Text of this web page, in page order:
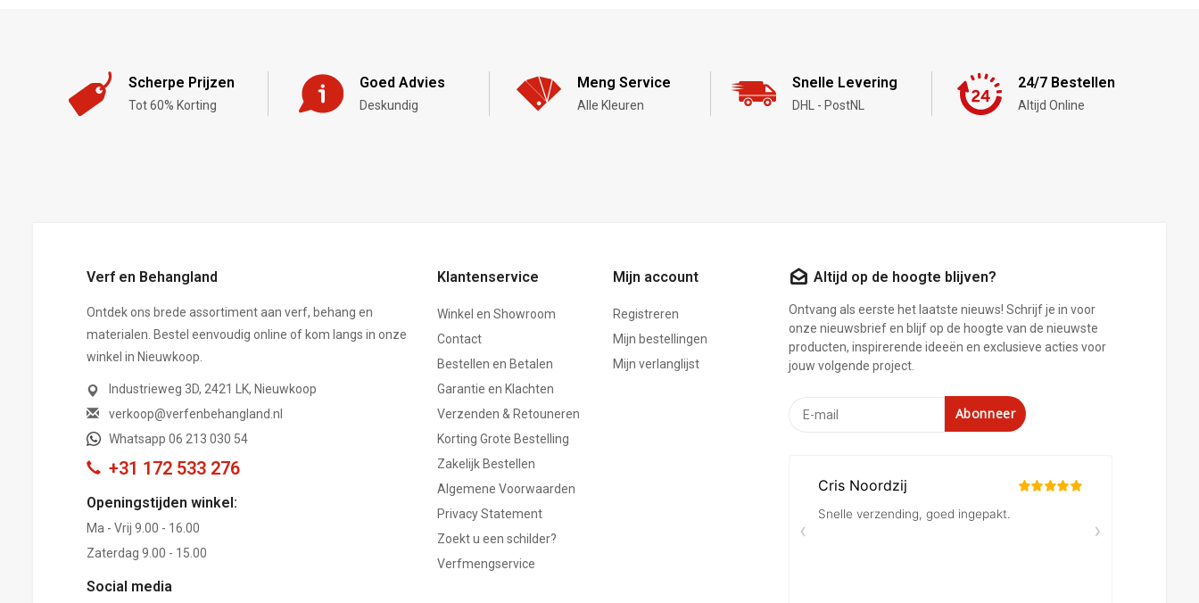
Scherpe Prijzen
Tot 60% Korting
Goed Advies
Deskundig
Meng Service
Alle Kleuren
Snelle Levering
DHL - PostNL
24/7 Bestellen
Altijd Online
Verf en Behangland
Ontdek ons brede assortiment aan verf, behang en
materialen. Bestel eenvoudig online of kom langs in onze
winkel in Nieuwkoop.
Industrieweg 3D, 2421 LK, Nieuwkoop
verkoop@verfenbehangland.nl
Whatsapp 06 213 030 54
+31 172 533 276
Openingstijden winkel:
Ma - Vrij 9.00 - 16.00
Zaterdag 9.00 - 15.00
Social media
Klantenservice
Winkel en Showroom
Contact
Bestellen en Betalen
Garantie en Klachten
Verzenden & Retouneren
Korting Grote Bestelling
Zakelijk Bestellen
Algemene Voorwaarden
Privacy Statement
Zoekt u een schilder?
Verfmengservice
Mijn account
Registreren
Mijn bestellingen
Mijn verlanglijst
Altijd op de hoogte blijven?
Ontvang als eerste het laatste nieuws! Schrijf je in voor
onze nieuwsbrief en blijf op de hoogte van de nieuwste
producten, inspirerende ideeën en exclusieve acties voor
jouw volgende project.
Abonneer